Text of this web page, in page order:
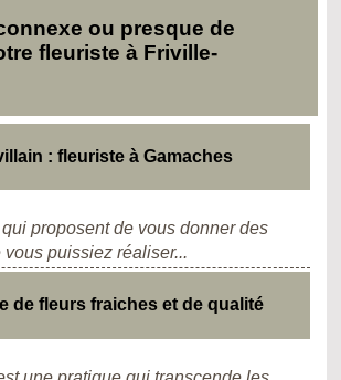
ou presque de
fleuriste à Friville-
: fleuriste à Gamaches
proposent de vous donner des
puissiez réaliser...
de fleurs fraiches et de qualité